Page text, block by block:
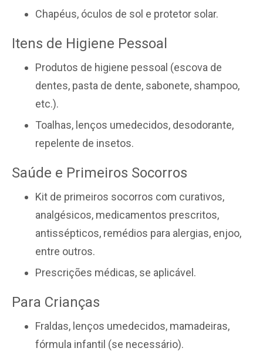
Chapéus, óculos de sol e protetor solar.
Itens de Higiene Pessoal
Produtos de higiene pessoal (escova de
dentes, pasta de dente, sabonete, shampoo,
etc.).
Toalhas, lenços umedecidos, desodorante,
repelente de insetos.
Saúde e Primeiros Socorros
Kit de primeiros socorros com curativos,
analgésicos, medicamentos prescritos,
antissépticos, remédios para alergias, enjoo,
entre outros.
Prescrições médicas, se aplicável.
Para Crianças
Fraldas, lenços umedecidos, mamadeiras,
fórmula infantil (se necessário).